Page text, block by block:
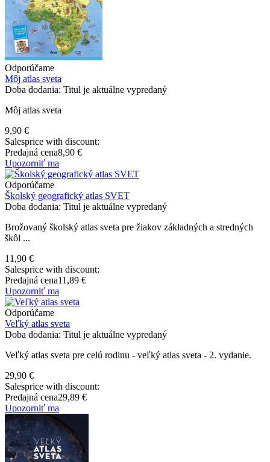
Odporúčame
Môj atlas sveta
Doba dodania: Titul je aktuálne vypredaný
Môj atlas sveta
9,90 €
Salesprice with discount:
Predajná cena8,90 €
Upozorniť ma
Odporúčame
Školský geografický atlas SVET
Doba dodania: Titul je aktuálne vypredaný
Brožovaný školský atlas sveta pre žiakov základných a stredných
škôl ...
11,90 €
Salesprice with discount:
Predajná cena11,89 €
Upozorniť ma
Odporúčame
Veľký atlas sveta
Doba dodania: Titul je aktuálne vypredaný
Veľký atlas sveta pre celú rodinu - veľký atlas sveta - 2. vydanie.
29,90 €
Salesprice with discount:
Predajná cena29,89 €
Upozorniť ma